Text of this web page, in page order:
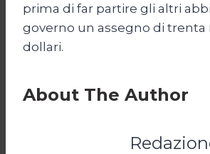
prima di far partire gli altri
governo un assegno di trenta
dollari.
About The Author